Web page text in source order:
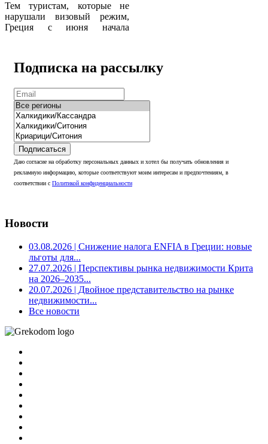
Тем туристам, которые не
нарушали визовый режим,
Греция с июня начала
Подписка на рассылку
Подписаться
Даю согласие на обработку персональных данных и хотел бы получать обновления и
рекламную информацию, которые соответствуют моим интересам и предпочтениям, в
соответствии с Политикой конфиденциальности
Новости
03.08.2026 | Снижение налога ENFIA в Греции: новые
льготы для...
27.07.2026 | Перспективы рынка недвижимости Крита
на 2026–2035...
20.07.2026 | Двойное представительство на рынке
недвижимости...
Все новости